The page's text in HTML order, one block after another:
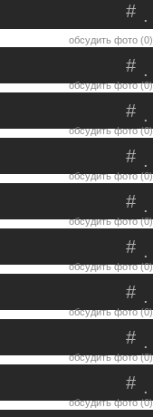
.
#
обсудить фото (0)
.
#
обсудить фото (0)
.
#
обсудить фото (0)
.
#
обсудить фото (0)
.
#
обсудить фото (0)
.
#
обсудить фото (0)
.
#
обсудить фото (0)
.
#
обсудить фото (0)
.
#
обсудить фото (0)